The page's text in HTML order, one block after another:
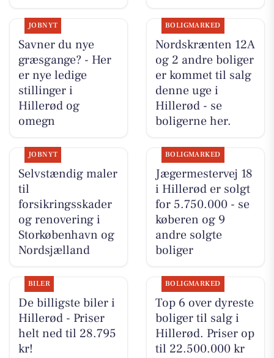
JOBNYT
Savner du nye
græsgange? - Her
er nye ledige
stillinger i
Hillerød og
omegn
BOLIGMARKED
Nordskrænten 12A
og 2 andre boliger
er kommet til salg
denne uge i
Hillerød - se
boligerne her.
JOBNYT
Selvstændig maler
til
forsikringsskader
og renovering i
Storkøbenhavn og
Nordsjælland
BOLIGMARKED
Jægermestervej 18
i Hillerød er solgt
for 5.750.000 - se
køberen og 9
andre solgte
boliger
BILER
De billigste biler i
Hillerød - Priser
helt ned til 28.795
kr!
BOLIGMARKED
Top 6 over dyreste
boliger til salg i
Hillerød. Priser op
til 22.500.000 kr